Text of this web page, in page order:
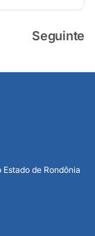
Seguinte
de Rondônia